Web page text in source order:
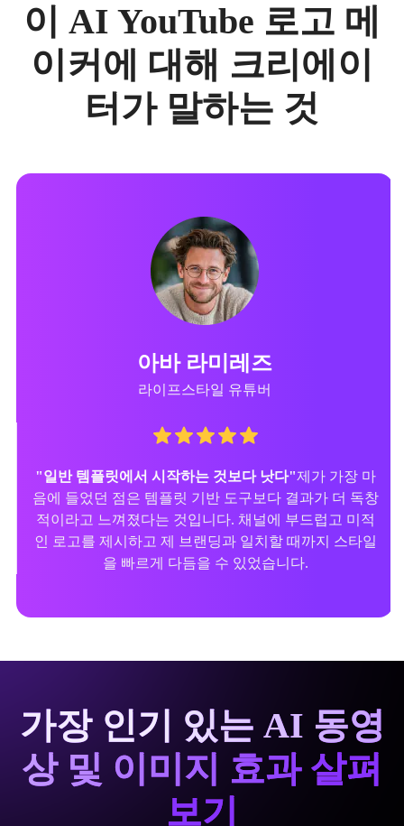
이 AI YouTube 로고 메
이커에 대해 크리에이
터가 말하는 것
아바 라미레즈
라이프스타일 유튜버
"일반 템플릿에서 시작하는 것보다 낫다"제가 가장 마
음에 들었던 점은 템플릿 기반 도구보다 결과가 더 독창
적이라고 느껴졌다는 것입니다. 채널에 부드럽고 미적
인 로고를 제시하고 제 브랜딩과 일치할 때까지 스타일
을 빠르게 다듬을 수 있었습니다.
가장 인기 있는 AI 동영
상 및 이미지 효과 살펴
보기